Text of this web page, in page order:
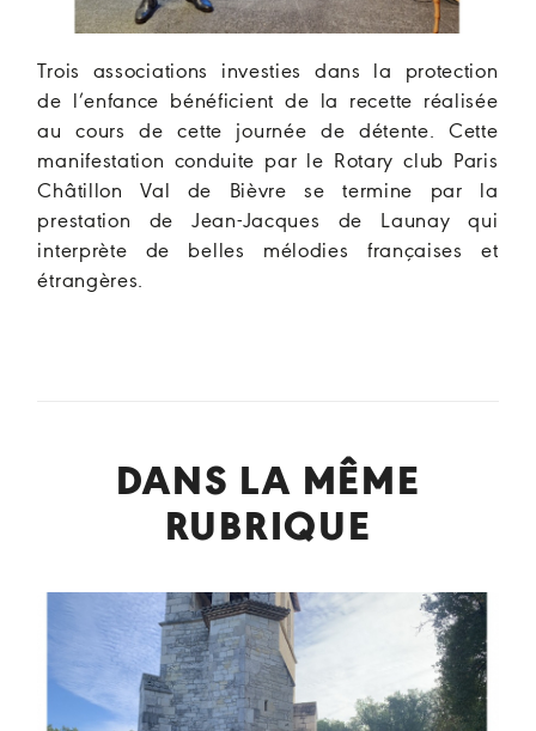
Trois associations investies dans la protection
de l’enfance bénéficient de la recette réalisée
au cours de cette journée de détente. Cette
manifestation conduite par le Rotary club Paris
Châtillon Val de Bièvre se termine par la
prestation de Jean-Jacques de Launay qui
interprète de belles mélodies françaises et
étrangères.
DANS LA MÊME
RUBRIQUE